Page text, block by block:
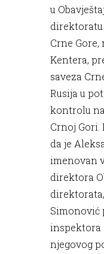
u
Crne Gore,
Kentera,
saveza
Rusija u
kontrolu
Crnoj Gori.
da je
imenovan
direktora
Simonović
inspektora
njegovog